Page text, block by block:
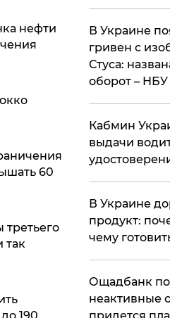
нефти
60
третьего
так
190
В Украине
гривен с
Стуса:
оборот – НБУ
Кабмин
выдачи
В Украине
продукт:
чему
​Ощадбанк
неактивные